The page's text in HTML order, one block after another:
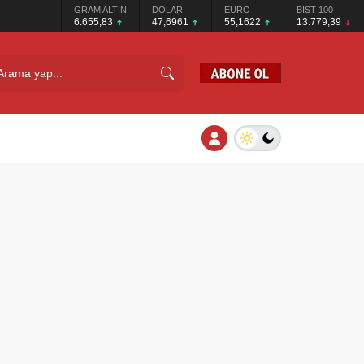
GRAM ALTIN
6.655,83
DOLAR
47,6961
EURO
55,1622
BIST 100
13.779,39